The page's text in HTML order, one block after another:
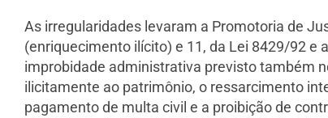
As irregularidades levaram a Promotoria de
(enriquecimento ilícito) e 11, da Lei 8429/92 e
improbidade administrativa previsto também
ilicitamente ao patrimônio, o ressarcimento
pagamento de multa civil e a proibição de